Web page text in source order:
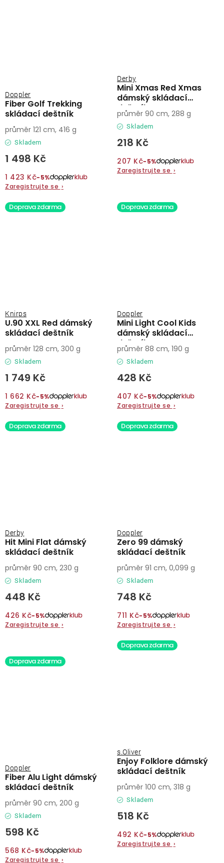
Fiber Golf Trekking
skládací deštník
Doppler
Skladem
1 498 Kč
1 423 Kč−5%
Zaregistrujte se ›
průměr 121 cm, 416 g
Mini Xmas Red Xmas
dámský skládací
deštník
Derby
Skladem
218 Kč
207 Kč−5%
Zaregistrujte se ›
průměr 90 cm, 288 g
Doprava zdarma
U.90 XXL Red dámský
skládací deštník
Knirps
Skladem
1 749 Kč
1 662 Kč−5%
Zaregistrujte se ›
průměr 128 cm, 300 g
Doprava zdarma
Mini Light Cool Kids
dámský skládací
deštník
Doppler
Skladem
428 Kč
407 Kč−5%
Zaregistrujte se ›
průměr 88 cm, 190 g
Doprava zdarma
Hit Mini Flat dámský
skládací deštník
Derby
Skladem
448 Kč
426 Kč−5%
Zaregistrujte se ›
průměr 90 cm, 230 g
Doprava zdarma
Zero 99 dámský
skládací deštník
Doppler
Skladem
748 Kč
711 Kč−5%
Zaregistrujte se ›
průměr 91 cm, 0,099 g
Doprava zdarma
Fiber Alu Light dámský
skládací deštník
Doppler
Skladem
598 Kč
568 Kč−5%
Zaregistrujte se ›
průměr 90 cm, 200 g
Doprava zdarma
Enjoy Folklore dámský
skládací deštník
s.Oliver
Skladem
518 Kč
492 Kč−5%
Zaregistrujte se ›
průměr 100 cm, 318 g